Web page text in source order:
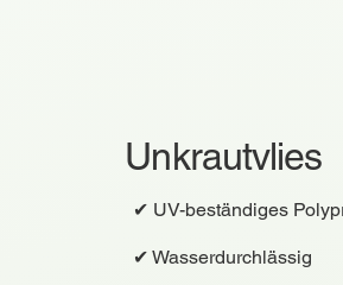
Unkrautvlies
✔ UV-beständiges
✔ Wasserdurchlässig